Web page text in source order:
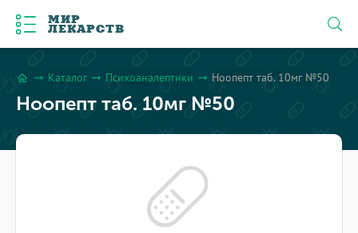
МИР
ЛЕКАРСТВ
home arrow_right_alt Каталог arrow_right_alt Психоаналептики arrow_right_alt Ноопепт таб. 10мг №50
Ноопепт таб. 10мг №50